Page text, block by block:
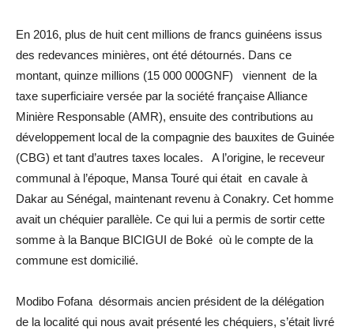
En 2016, plus de huit cent millions de francs guinéens issus
des redevances minières, ont été détournés. Dans ce
montant, quinze millions (15 000 000GNF) viennent de la
taxe superficiaire versée par la société française Alliance
Minière Responsable (AMR), ensuite des contributions au
développement local de la compagnie des bauxites de Guinée
(CBG) et tant d’autres taxes locales. A l’origine, le receveur
communal à l’époque, Mansa Touré qui était en cavale à
Dakar au Sénégal, maintenant revenu à Conakry. Cet homme
avait un chéquier parallèle. Ce qui lui a permis de sortir cette
somme à la Banque BICIGUI de Boké où le compte de la
commune est domicilié.
Modibo Fofana désormais ancien président de la délégation
de la localité qui nous avait présenté les chéquiers, s’était livré